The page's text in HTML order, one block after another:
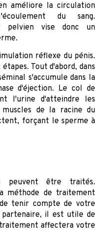
améliore la circulation
du sang.
pelvien vise donc un
réflexe du pénis.
Tout d'abord, dans
s'accumule dans la
d'éjection. Le col de
l'urine d'atteindre les
muscles de la racine du
forçant le sperme à
peuvent être traités.
méthode de traitement
tenir compte de votre
partenaire, il est utile de
affectera votre